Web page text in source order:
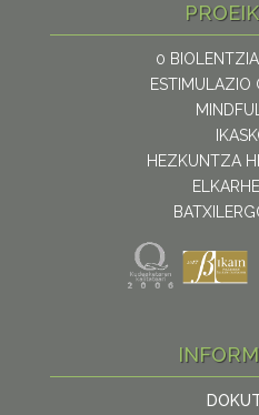
0
ESTIMULAZIO
HEZKUNTZA